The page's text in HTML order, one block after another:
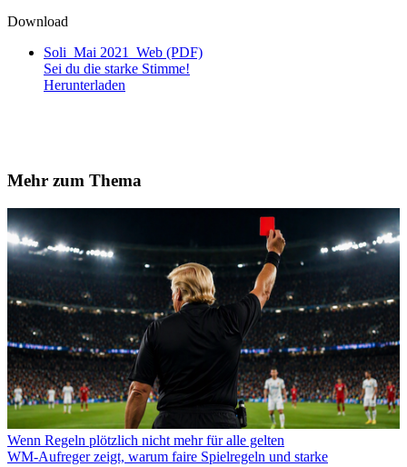
Download
Soli_Mai 2021_Web (PDF)
Sei du die starke Stimme!
Herunterladen
Mehr zum Thema
Wenn Regeln plötzlich nicht mehr für alle gelten
WM-Aufreger zeigt, warum faire Spielregeln und starke